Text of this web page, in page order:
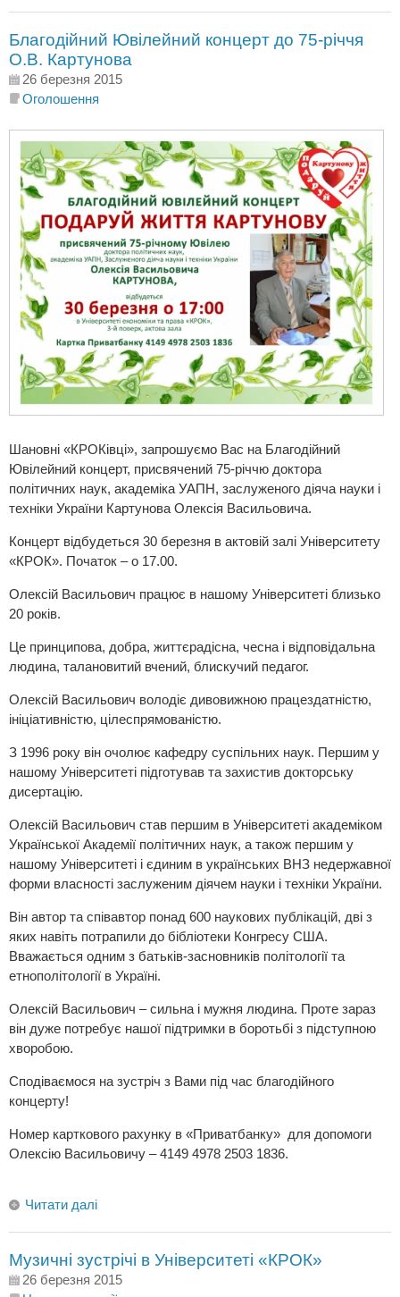
Благодійний Ювілейний концерт до 75-річчя
О.В. Картунова
26 березня 2015
Оголошення
Шановні «КРОКівці», запрошуємо Вас на Благодійний
Ювілейний концерт, присвячений 75-річчю доктора
політичних наук, академіка УАПН, заслуженого діяча науки і
техніки України Картунова Олексія Васильовича.
Концерт відбудеться 30 березня в актовій залі Університету
«КРОК». Початок – о 17.00.
Олексій Васильович працює в нашому Університеті близько
20 років.
Це принципова, добра, життєрадісна, чесна і відповідальна
людина, талановитий вчений, блискучий педагог.
Олексій Васильович володіє дивовижною працездатністю,
ініціативністю, цілеспрямованістю.
З 1996 року він очолює кафедру суспільних наук. Першим у
нашому Університеті підготував та захистив докторську
дисертацію.
Олексій Васильович став першим в Університеті академіком
Української Академії політичних наук, а також першим у
нашому Університеті і єдиним в українських ВНЗ недержавної
форми власності заслуженим діячем науки і техніки України.
Він автор та співавтор понад 600 наукових публікацій, дві з
яких навіть потрапили до бібліотеки Конгресу США.
Вважається одним з батьків-засновників політології та
етнополітології в Україні.
Олексій Васильович – сильна і мужня людина. Проте зараз
він дуже потребує нашої підтримки в боротьбі з підступною
хворобою.
Сподіваємося на зустріч з Вами під час благодійного
концерту!
Номер карткового рахунку в «Приватбанку» для допомоги
Олексію Васильовичу – 4149 4978 2503 1836.
Читати далі
Музичні зустрічі в Університеті «КРОК»
26 березня 2015